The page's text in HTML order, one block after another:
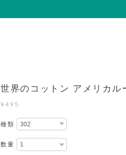
世界のコットン アメリカル
¥495
種類
数量